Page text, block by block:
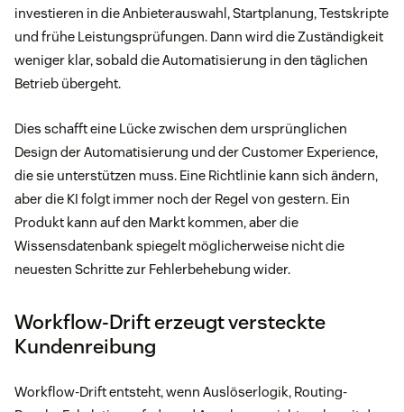
investieren in die Anbieterauswahl, Startplanung, Testskripte
und frühe Leistungsprüfungen. Dann wird die Zuständigkeit
weniger klar, sobald die Automatisierung in den täglichen
Betrieb übergeht.
Dies schafft eine Lücke zwischen dem ursprünglichen
Design der Automatisierung und der Customer Experience,
die sie unterstützen muss. Eine Richtlinie kann sich ändern,
aber die KI folgt immer noch der Regel von gestern. Ein
Produkt kann auf den Markt kommen, aber die
Wissensdatenbank spiegelt möglicherweise nicht die
neuesten Schritte zur Fehlerbehebung wider.
Workflow-Drift erzeugt versteckte
Kundenreibung
Workflow-Drift entsteht, wenn Auslöserlogik, Routing-